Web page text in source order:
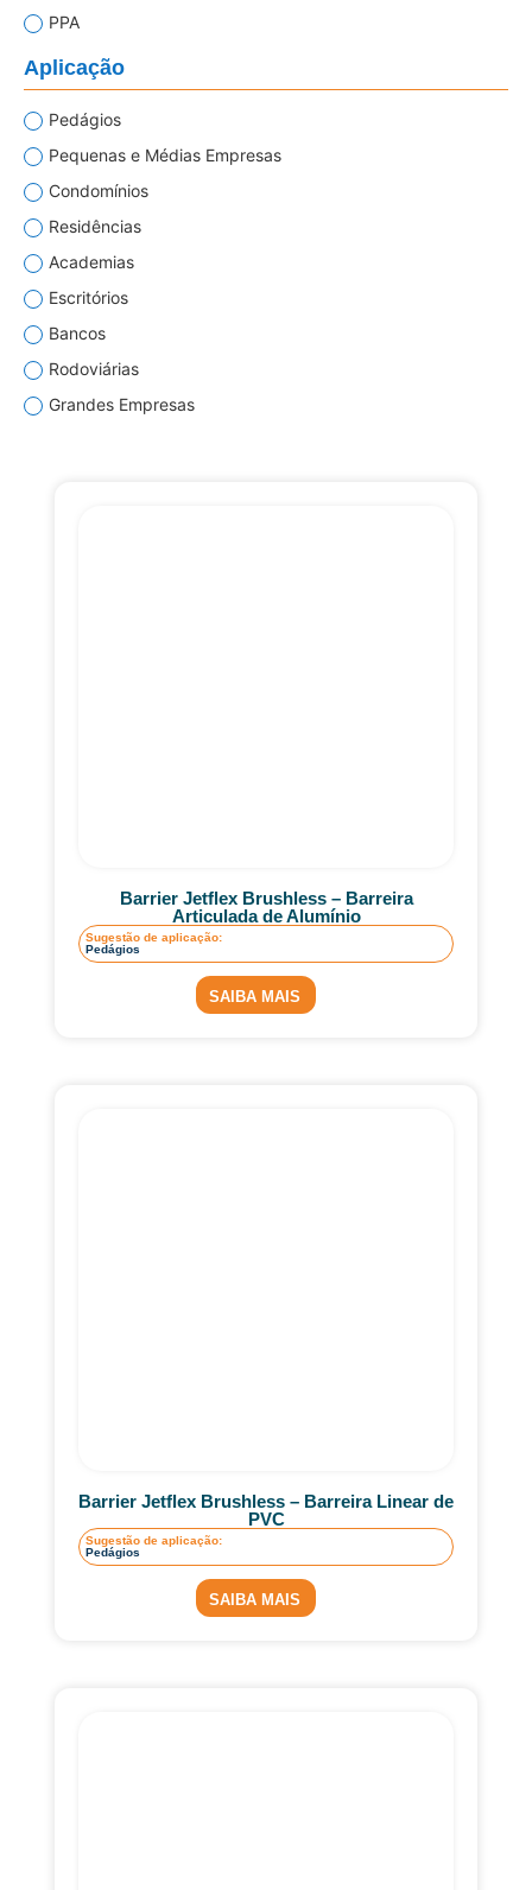
PPA
Aplicação
Pedágios
Pequenas e Médias Empresas
Condomínios
Residências
Academias
Escritórios
Bancos
Rodoviárias
Grandes Empresas
Barrier Jetflex Brushless – Barreira
Articulada de Alumínio
Sugestão de aplicação:
Pedágios
SAIBA MAIS
Barrier Jetflex Brushless – Barreira Linear de
PVC
Sugestão de aplicação:
Pedágios
SAIBA MAIS